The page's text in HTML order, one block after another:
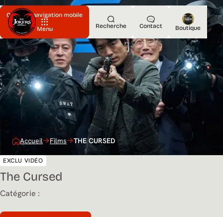
Ouvrir la navigation mobile
Menu
Recherche Contact Boutique
The Cursed
Catégorie :
EXCLU VIDÉO
Accueil Films THE CURSED